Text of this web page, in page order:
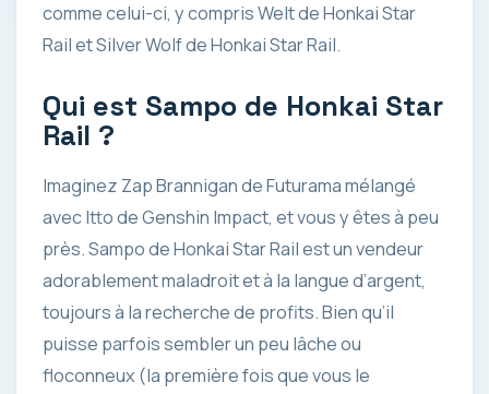
comme celui-ci, y compris Welt de Honkai Star
Rail et Silver Wolf de Honkai Star Rail.
Qui est Sampo de Honkai Star
Rail ?
Imaginez Zap Brannigan de Futurama mélangé
avec Itto de Genshin Impact, et vous y êtes à peu
près. Sampo de Honkai Star Rail est un vendeur
adorablement maladroit et à la langue d’argent,
toujours à la recherche de profits. Bien qu’il
puisse parfois sembler un peu lâche ou
floconneux (la première fois que vous le